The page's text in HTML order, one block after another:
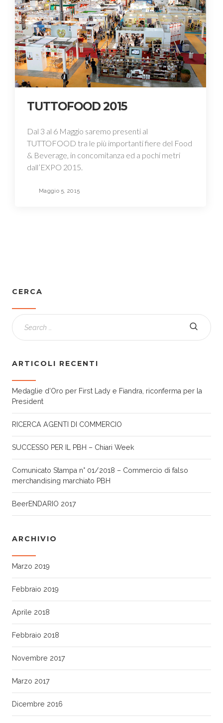
TUTTOFOOD 2015
Dal 3 al 6 Maggio saremo presenti al
TUTTOFOOD tra le più importanti fiere del Food
& Beverage, in concomitanza ed a pochi metri
dall’EXPO 2015.
Maggio 5, 2015
CERCA
ARTICOLI RECENTI
Medaglie d’Oro per First Lady e Fiandra, riconferma per la
President
RICERCA AGENTI DI COMMERCIO
SUCCESSO PER IL PBH – Chiari Week
Comunicato Stampa n° 01/2018 – Commercio di falso
merchandising marchiato PBH
BeerENDARIO 2017
ARCHIVIO
Marzo 2019
Febbraio 2019
Aprile 2018
Febbraio 2018
Novembre 2017
Marzo 2017
Dicembre 2016